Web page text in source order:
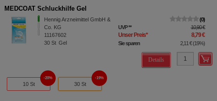
MEDCOAT Schluckhilfe Gel
Hennig Arzneimittel GmbH &
Co. KG
11167602
30 St Gel
0
UVP** 10,90 €
Unser Preis* 8,79 €
Sie sparen 2,11 €(19%)
Details
10 St
20%
30 St
19%